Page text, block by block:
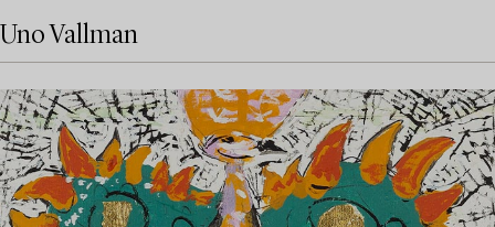
Uno Vallman